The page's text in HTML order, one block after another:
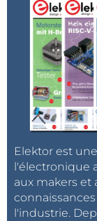
Elektor est
l'électronique
aux makers et
l'industrie.